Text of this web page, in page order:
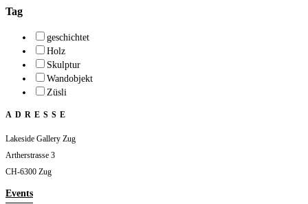
Tag
geschichtet
Holz
Skulptur
Wandobjekt
Züsli
ADRESSE
Lakeside Gallery Zug
Artherstrasse 3
CH-6300 Zug
Events